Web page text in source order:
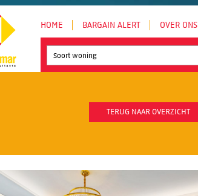
HOME BARGAIN ALERT OVER ONS
Soort woning
TERUG NAAR OVERZICHT